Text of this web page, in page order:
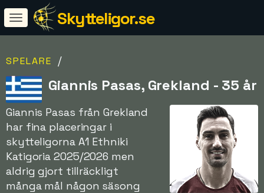
Skytteligor.se
SPELARE /
Giannis Pasas, Grekland - 35 år
Giannis Pasas från Grekland
har fina placeringar i
skytteligorna A1 Ethniki
Katigoria 2025/2026 men
aldrig gjort tillräckligt
många mål någon säsong